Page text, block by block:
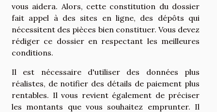
vous aidera. Alors, cette constitution du dossier
fait appel à des sites en ligne, des dépôts qui
nécessitent des pièces bien constituer. Vous devez
rédiger ce dossier en respectant les meilleures
conditions.
Il est nécessaire d'utiliser des données plus
réalistes, de notifier des détails de paiement plus
rentables. Il vous revient également de préciser
les montants que vous souhaitez emprunter. Il